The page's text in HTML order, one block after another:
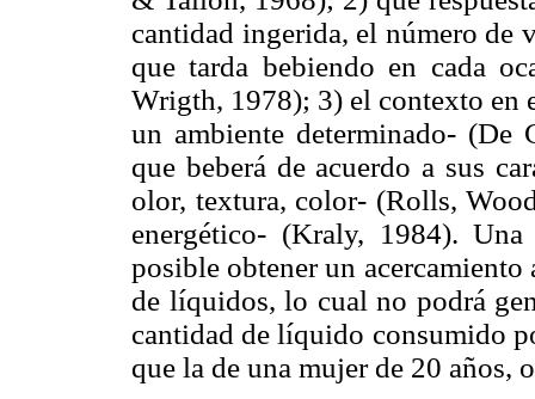
cantidad ingerida, el número de
que tarda bebiendo en cada
Wrigth, 1978); 3) el contexto en
un ambiente determinado-
que beberá de acuerdo a sus
olor, textura, color- (Rolls,
energético- (Kraly, 1984). Una
posible obtener un
de líquidos, lo cual no podrá
cantidad de líquido consumido
que la de una mujer de 20 años,